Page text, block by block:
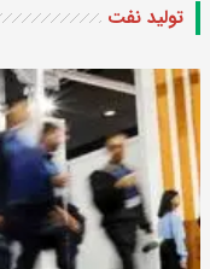
تولید نفت